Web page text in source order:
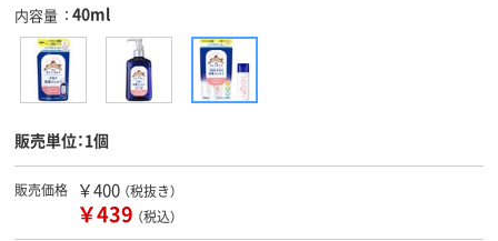
内容量 40ml
販売単位：1個
販売価格 ￥400 （税抜き）
￥439 （税込）